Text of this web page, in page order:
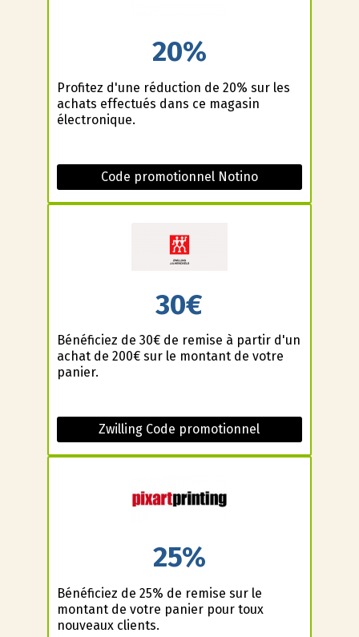
20%
Profitez d'une réduction de 20% sur les
achats effectués dans ce magasin
électronique.
Code promotionnel Notino
30€
Bénéficiez de 30€ de remise à partir d'un
achat de 200€ sur le montant de votre
panier.
Zwilling Code promotionnel
25%
Bénéficiez de 25% de remise sur le
montant de votre panier pour toux
nouveaux clients.